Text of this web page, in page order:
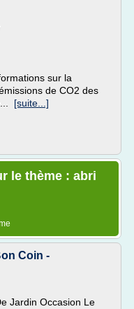
sur la
de CO2 des
[suite...]
le thème : abri
Coin -
Jardin Occasion Le